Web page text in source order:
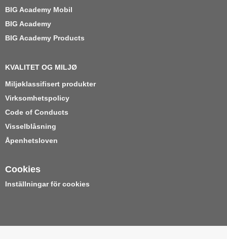
BIG Academy Mobil
BIG Academy
BIG Academy Products
KVALITET OG MILJØ
Miljøklassifisert produkter
Virksomhetspolicy
Code of Conducts
Visselblåsning
Åpenhetsloven
Cookies
Inställningar för cookies